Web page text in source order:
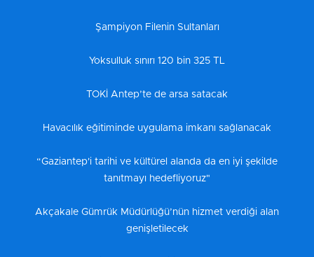
Şampiyon Filenin Sultanları
Yoksulluk sınırı 120 bin 325 TL
TOKİ Antep’te de arsa satacak
Havacılık eğitiminde uygulama imkanı sağlanacak
“Gaziantep'i tarihi ve kültürel alanda da en iyi şekilde
tanıtmayı hedefliyoruz"
Akçakale Gümrük Müdürlüğü’nün hizmet verdiği alan
genişletilecek